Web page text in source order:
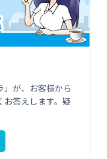
」が、お客様から
お答えします。疑